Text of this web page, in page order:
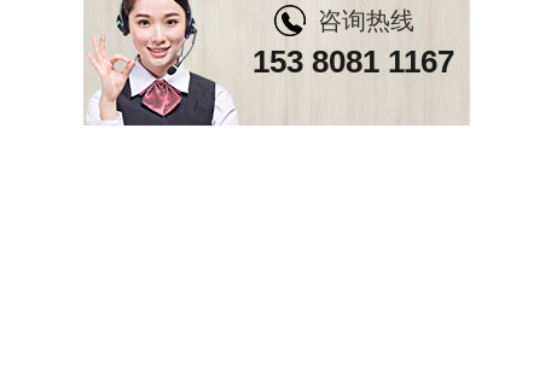
咨询热线
153 8081 1167